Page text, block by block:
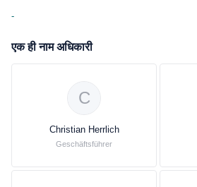
-
एक ही नाम अधिकारी
C
Christian Herrlich
Geschäftsführer